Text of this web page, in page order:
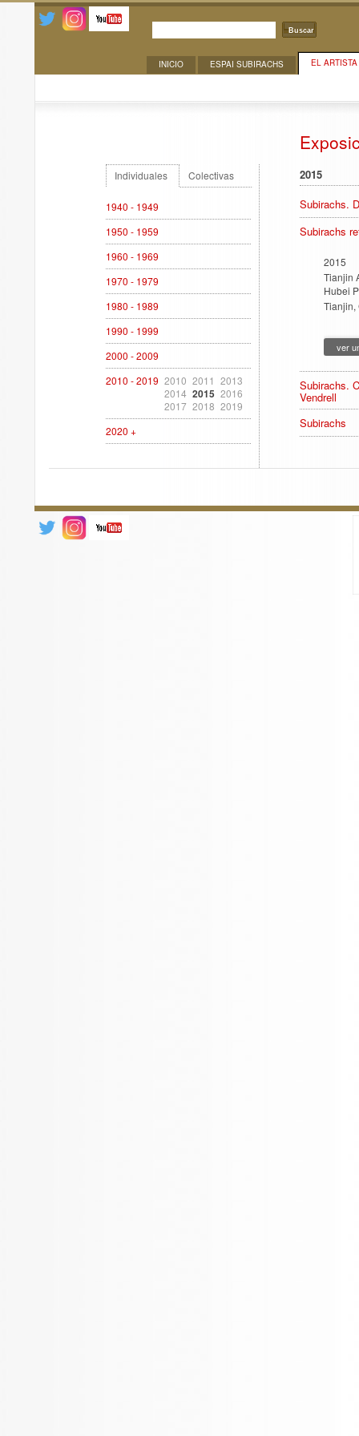
Buscar
EL ARTISTA
ESPAI SUBIRACHS
INICIO
Individuales Colectivas
1940 - 1949
1950 - 1959
1960 - 1969
1970 - 1979
1980 - 1989
1990 - 1999
2000 - 2009
2010 - 2019 2010 2011 2013
2014 2015 2016
2017 2018 2019
2020 +
2015
Subirachs.
Subirachs
2015
Tianjin
Hubei
Tianjin,
ver
Subirachs.
Vendrell
Subirachs